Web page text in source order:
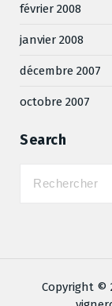
février 2008
janvier 2008
décembre 2007
octobre 2007
Search
Copyright ©